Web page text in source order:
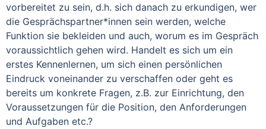
vorbereitet zu sein, d.h. sich danach zu erkundigen, wer
die Gesprächspartner*innen sein werden, welche
Funktion sie bekleiden und auch, worum es im Gespräch
voraussichtlich gehen wird. Handelt es sich um ein
erstes Kennenlernen, um sich einen persönlichen
Eindruck voneinander zu verschaffen oder geht es
bereits um konkrete Fragen, z.B. zur Einrichtung, den
Voraussetzungen für die Position, den Anforderungen
und Aufgaben etc.?